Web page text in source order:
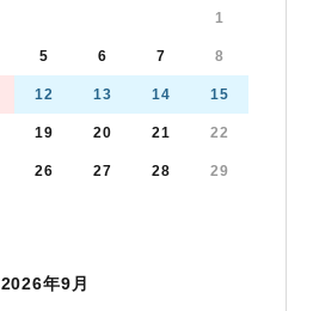
1
5 6 7 8
12 13 14 15
19 20 21 22
26 27 28 29
2026年9月